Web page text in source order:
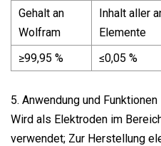
Gehalt an
Wolfram
Inhalt aller
Elemente
≥99,95 %
≤0,05 %
5. Anwendung und Funktionen
Wird als Elektroden im
verwendet; Zur Herstellung